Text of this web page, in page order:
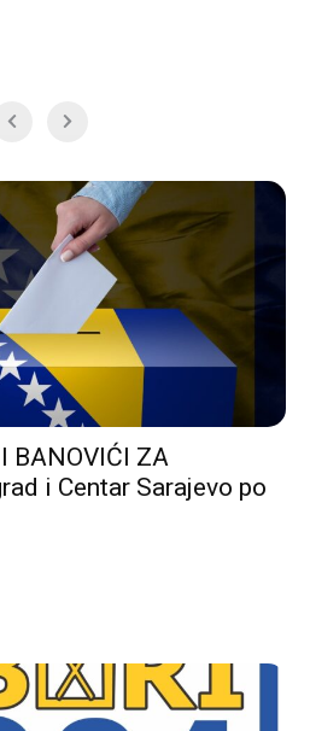
BANOVIĆI ZA
i Centar Sarajevo po